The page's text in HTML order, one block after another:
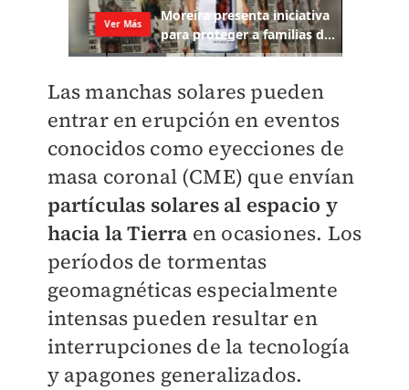
Las manchas solares pueden
entrar en erupción en eventos
conocidos como eyecciones de
masa coronal (CME) que envían
partículas solares al espacio y
hacia la Tierra en ocasiones. Los
períodos de tormentas
geomagnéticas especialmente
intensas pueden resultar en
interrupciones de la tecnología
y apagones generalizados.